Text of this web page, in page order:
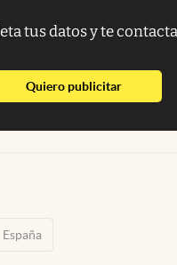
tus datos y te
Quiero publicitarabre en
España